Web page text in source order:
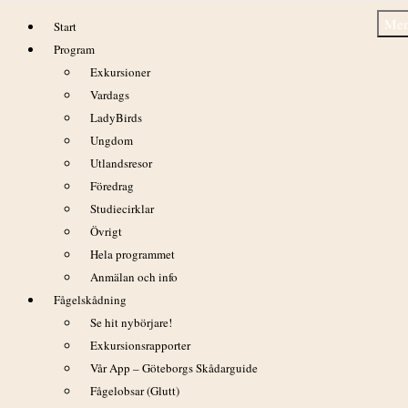
Start
Program
Exkursioner
Vardags
LadyBirds
Ungdom
Utlandsresor
Föredrag
Studiecirklar
Övrigt
Hela programmet
Anmälan och info
Fågelskådning
Se hit nybörjare!
Exkursionsrapporter
Vår App – Göteborgs Skådarguide
Fågelobsar (Glutt)
Det stora årliga Hornborgasjö-äventyret 9/4